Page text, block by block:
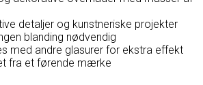
detaljer og kunstneriske projekter
blanding nødvendig
med andre glasurer for ekstra effekt
fra et førende mærke